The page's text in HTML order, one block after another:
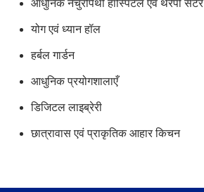
आधुनिक नेचुरोपैथी हॉस्पिटल एवं थेरेपी सेंटर
योग एवं ध्यान हॉल
हर्बल गार्डन
आधुनिक प्रयोगशालाएँ
डिजिटल लाइब्रेरी
छात्रावास एवं प्राकृतिक आहार किचन